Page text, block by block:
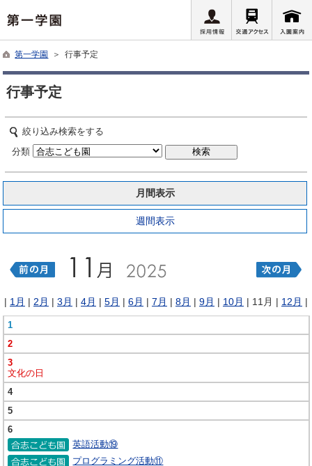
第一学園 ＞ 行事予定
行事予定
絞り込み検索をする
分類
月間表示
週間表示
| 1月 | 2月 | 3月 | 4月 | 5月 | 6月 | 7月 | 8月 | 9月 | 10月 | 11月 | 12月 |
1
2
3
文化の日
4
5
6
英語活動⑲
プログラミング活動⑪